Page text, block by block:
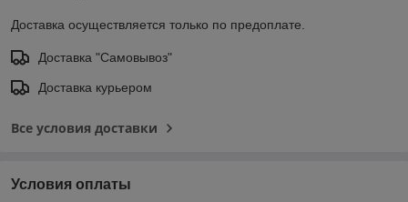
Доставка осуществляется только по предоплате.
Доставка "Самовывоз"
Доставка курьером
Все условия доставки
Условия оплаты